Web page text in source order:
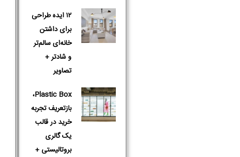
۱۲ ایده طراحی
برای داشتن
خانه‌ای سالم‌تر
و شادتر +
تصاویر
Plastic Box،
بازتعریف تجربه
خرید در قالب
یک گالری
بروتالیستی +